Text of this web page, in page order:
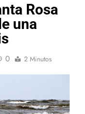
Rosa
una
0 2 Minutos